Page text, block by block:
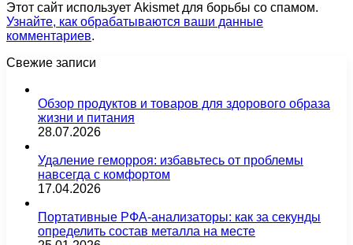
Этот сайт использует Akismet для борьбы со спамом.
Узнайте, как обрабатываются ваши данные
комментариев.
Свежие записи
Обзор продуктов и товаров для здорового образа
жизни и питания
28.07.2026
Удаление геморроя: избавьтесь от проблемы
навсегда с комфортом
17.04.2026
Портативные РФА-анализаторы: как за секунды
определить состав металла на месте